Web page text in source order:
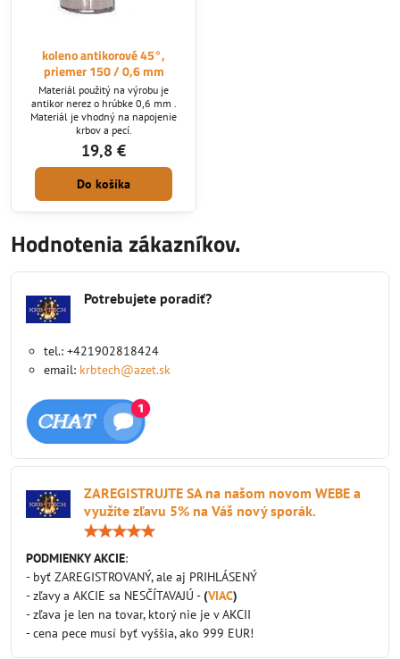
koleno antikorové 45°,
priemer 150 / 0,6 mm
Materiál použitý na výrobu je
antikor nerez o hrúbke 0,6 mm .
Materiál je vhodný na napojenie
krbov a pecí.
19,8 €
Do košíka
Hodnotenia zákazníkov.
Potrebujete poradiť?
tel.: +421902818424
email: krbtech@azet.sk
ZAREGISTRUJTE SA na našom novom WEBE a
využite zľavu 5% na Váš nový sporák.
PODMIENKY AKCIE:
- byť ZAREGISTROVANÝ, ale aj PRIHLÁSENÝ
- zľavy a AKCIE sa NESČÍTAVAJÚ -(VIAC)
- zľava je len na tovar, ktorý nie je v AKCII
- cena pece musí byť vyššia, ako 999 EUR!